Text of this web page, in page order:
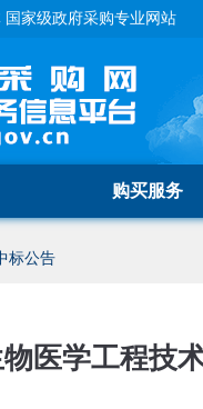
家级政府采购专业网站
购买服务
标公告
医学工程技